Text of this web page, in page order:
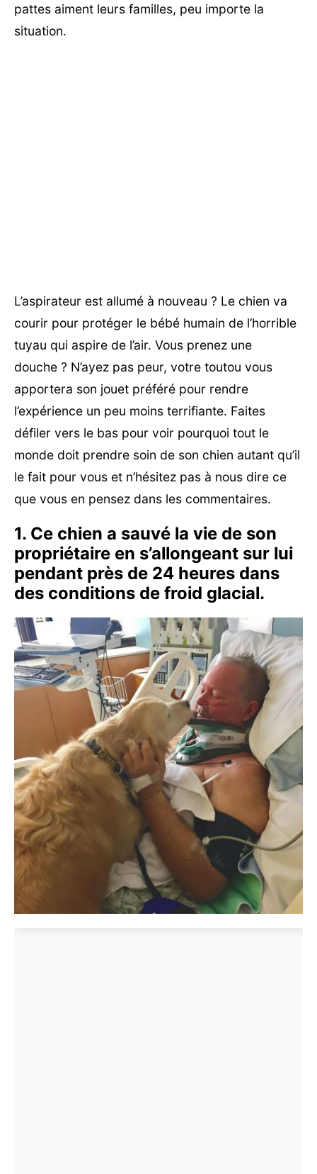
pattes aiment leurs familles, peu importe la
situation.
L’aspirateur est allumé à nouveau ? Le chien va
courir pour protéger le bébé humain de l’horrible
tuyau qui aspire de l’air. Vous prenez une
douche ? N’ayez pas peur, votre toutou vous
apportera son jouet préféré pour rendre
l’expérience un peu moins terrifiante. Faites
défiler vers le bas pour voir pourquoi tout le
monde doit prendre soin de son chien autant qu’il
le fait pour vous et n’hésitez pas à nous dire ce
que vous en pensez dans les commentaires.
1. Ce chien a sauvé la vie de son
propriétaire en s’allongeant sur lui
pendant près de 24 heures dans
des conditions de froid glacial.